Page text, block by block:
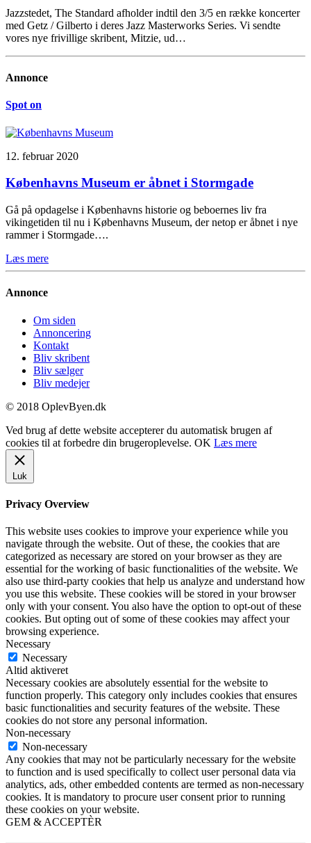
Jazzstedet, The Standard afholder indtil den 3/5 en række koncerter
med Getz / Gilberto i deres Jazz Masterworks Series. Vi sendte
vores nye frivillige skribent, Mitzie, ud…
Annonce
Spot on
12. februar 2020
Københavns Museum er åbnet i Stormgade
Gå på opdagelse i Københavns historie og beboernes liv fra
vikingetiden til nu i Københavns Museum, der netop er åbnet i nye
rammer i Stormgade….
Læs mere
Annonce
Om siden
Annoncering
Kontakt
Bliv skribent
Bliv sælger
Bliv medejer
© 2018 OplevByen.dk
Ved brug af dette website accepterer du automatisk brugen af
cookies til at forbedre din brugeroplevelse. OK Læs mere
Luk
Privacy Overview
This website uses cookies to improve your experience while you
navigate through the website. Out of these, the cookies that are
categorized as necessary are stored on your browser as they are
essential for the working of basic functionalities of the website. We
also use third-party cookies that help us analyze and understand how
you use this website. These cookies will be stored in your browser
only with your consent. You also have the option to opt-out of these
cookies. But opting out of some of these cookies may affect your
browsing experience.
Necessary
Necessary
Altid aktiveret
Necessary cookies are absolutely essential for the website to
function properly. This category only includes cookies that ensures
basic functionalities and security features of the website. These
cookies do not store any personal information.
Non-necessary
Non-necessary
Any cookies that may not be particularly necessary for the website
to function and is used specifically to collect user personal data via
analytics, ads, other embedded contents are termed as non-necessary
cookies. It is mandatory to procure user consent prior to running
these cookies on your website.
GEM & ACCEPTÈR